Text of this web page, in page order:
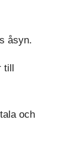
åsyn.
till
och